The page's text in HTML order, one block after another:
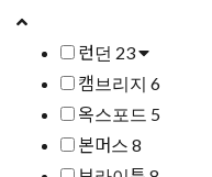
런던 23
캠브리지 6
옥스포드 5
본머스 8